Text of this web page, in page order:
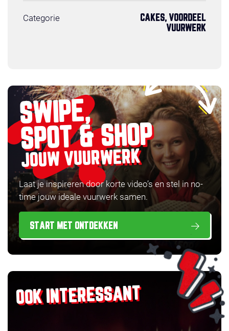
Categorie
CAKES, VOORDEEL
VUURWERK
SWIPE,
SPOT & SHOP
JOUW VUURWERK
Laat je inspireren door korte video’s en stel in no-
time jouw ideale vuurwerk samen.
START MET ONTDEKKEN
OOK INTERESSANT